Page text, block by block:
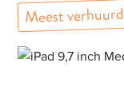
Meest verhuurd